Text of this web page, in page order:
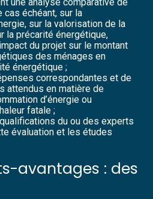
cas échéant, sur la
sur la valorisation de la
la précarité énergétique,
du projet sur le montant
des ménages en
énergétique ;
correspondantes et de
attendus en matière de
d’énergie ou
fatale ;
du ou des experts
évaluation et les études
avantages : des